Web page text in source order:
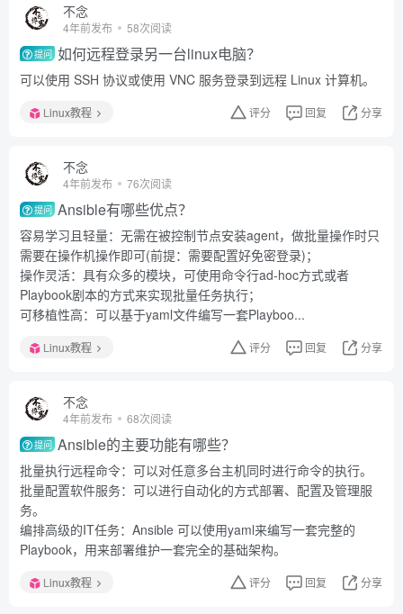
不念
4年前发布 58次阅读
提问 如何远程登录另一台linux电脑？
可以使用 SSH 协议或使用 VNC 服务登录到远程 Linux 计算机。
Linux教程 评分 回复 分享
不念
4年前发布 76次阅读
提问 Ansible有哪些优点？
容易学习且轻量：无需在被控制节点安装agent，做批量操作时只
需要在操作机操作即可(前提：需要配置好免密登录)；
操作灵活：具有众多的模块，可使用命令行ad-hoc方式或者
Playbook剧本的方式来实现批量任务执行；
可移植性高：可以基于yaml文件编写一套Playboo...
Linux教程 评分 回复 分享
不念
4年前发布 68次阅读
提问 Ansible的主要功能有哪些？
批量执行远程命令：可以对任意多台主机同时进行命令的执行。
批量配置软件服务：可以进行自动化的方式部署、配置及管理服
务。
编排高级的IT任务：Ansible 可以使用yaml来编写一套完整的
Playbook，用来部署维护一套完全的基础架构。
Linux教程 评分 回复 分享